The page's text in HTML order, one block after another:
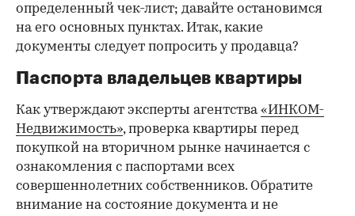
определенный чек-лист; давайте остановимся
на его основных пунктах. Итак, какие
документы следует попросить у продавца?
Паспорта владельцев квартиры
Как утверждают эксперты агентства«ИНКОМ-
Недвижимость», проверка квартиры перед
покупкой на вторичном рынке начинается с
ознакомления с паспортами всех
совершеннолетних собственников. Обратите
внимание на состояние документа и не